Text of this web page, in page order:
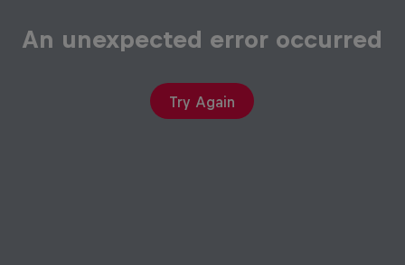
An unexpected error occurred
Try Again